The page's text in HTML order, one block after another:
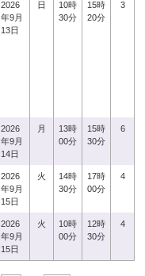
2026
年9月
13日
日
10時
30分
15時
20分
3
2026
年9月
14日
月
13時
00分
15時
30分
6
2026
年9月
15日
火
14時
30分
17時
00分
4
2026
年9月
15日
火
10時
00分
12時
30分
4